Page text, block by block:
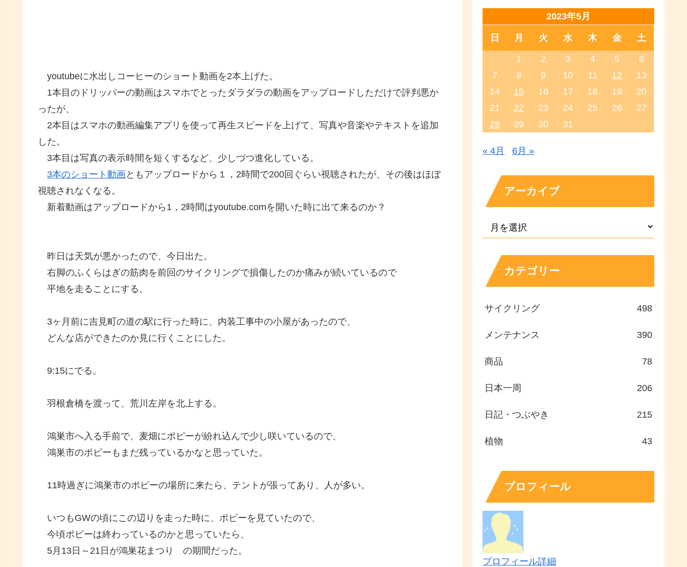
youtubeに水出しコーヒーのショート動画を2本上げた。
1本目のドリッパーの動画はスマホでとったダラダラの動画をアップロードしただけで評判悪か
ったが、
2本目はスマホの動画編集アプリを使って再生スピードを上げて、写真や音楽やテキストを追加
した。
3本目は写真の表示時間を短くするなど、少しづつ進化している。
3本のショート動画ともアップロードから１，2時間で200回ぐらい視聴されたが、その後はほぼ
視聴されなくなる。
新着動画はアップロードから1，2時間はyoutube.comを開いた時に出て来るのか？
昨日は天気が悪かったので、今日出た。
右脚のふくらはぎの筋肉を前回のサイクリングで損傷したのか痛みが続いているので
平地を走ることにする。
3ヶ月前に吉見町の道の駅に行った時に、内装工事中の小屋があったので、
どんな店ができたのか見に行くことにした。
9:15にでる。
羽根倉橋を渡って、荒川左岸を北上する。
鴻巣市へ入る手前で、麦畑にポピーが紛れ込んで少し咲いているので、
鴻巣市のポピーもまだ残っているかなと思っていた。
11時過ぎに鴻巣市のポピーの場所に来たら、テントが張ってあり、人が多い。
いつもGWの頃にこの辺りを走った時に、ポピーを見ていたので、
今頃ポピーは終わっているのかと思っていたら、
5月13日～21日が鴻巣花まつり の期間だった。
2023年5月
日 月 火 水 木 金 土
1 2 3 4 5
6
7
8 9 10 11 12
13
14
15 16 17 18 19
20
21
22 23 24 25 26
27
28
29 30 31
« 4月 6月 »
アーカイブ
カテゴリー
サイクリング 498
メンテナンス 390
商品 78
日本一周 206
日記・つぶやき 215
植物 43
プロフィール
プロフィール詳細